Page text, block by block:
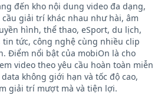
đến kho nội dung video đa dạng,
giải trí khác nhau như hài, âm
hình, thể thao, eSport, du lịch,
tức, công nghệ cùng nhiều clip
Điểm nổi bật của mobiOn là cho
video theo yêu cầu hoàn toàn miễn
không giới hạn và tốc độ cao,
giải trí mượt mà và tiện lợi.